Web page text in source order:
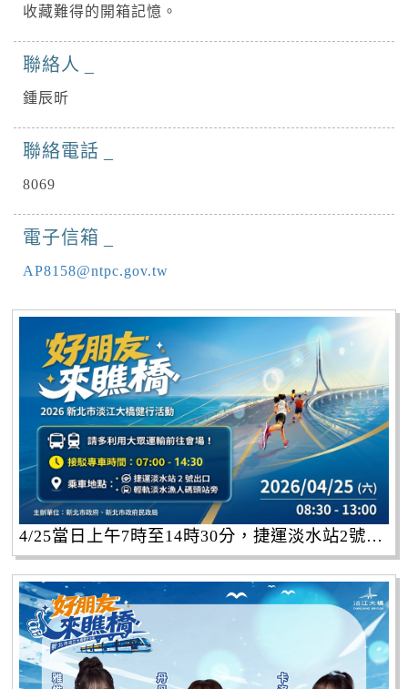
收藏難得的開箱記憶。
聯絡人
鍾辰昕
聯絡電話
8069
電子信箱
AP8158@ntpc.gov.tw
4/25當日上午7時至14時30分，捷運淡水站2號出口及輕軌淡水漁人碼頭站旁設有雙向接駁專車，方便民眾往返。呼籲民眾儘量利用大眾運輸工具前往，並配合現場交通管制及指揮人員引導。